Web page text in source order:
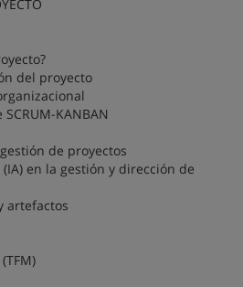
del proyecto
KANBAN
de proyectos
en la gestión y dirección de
artefactos